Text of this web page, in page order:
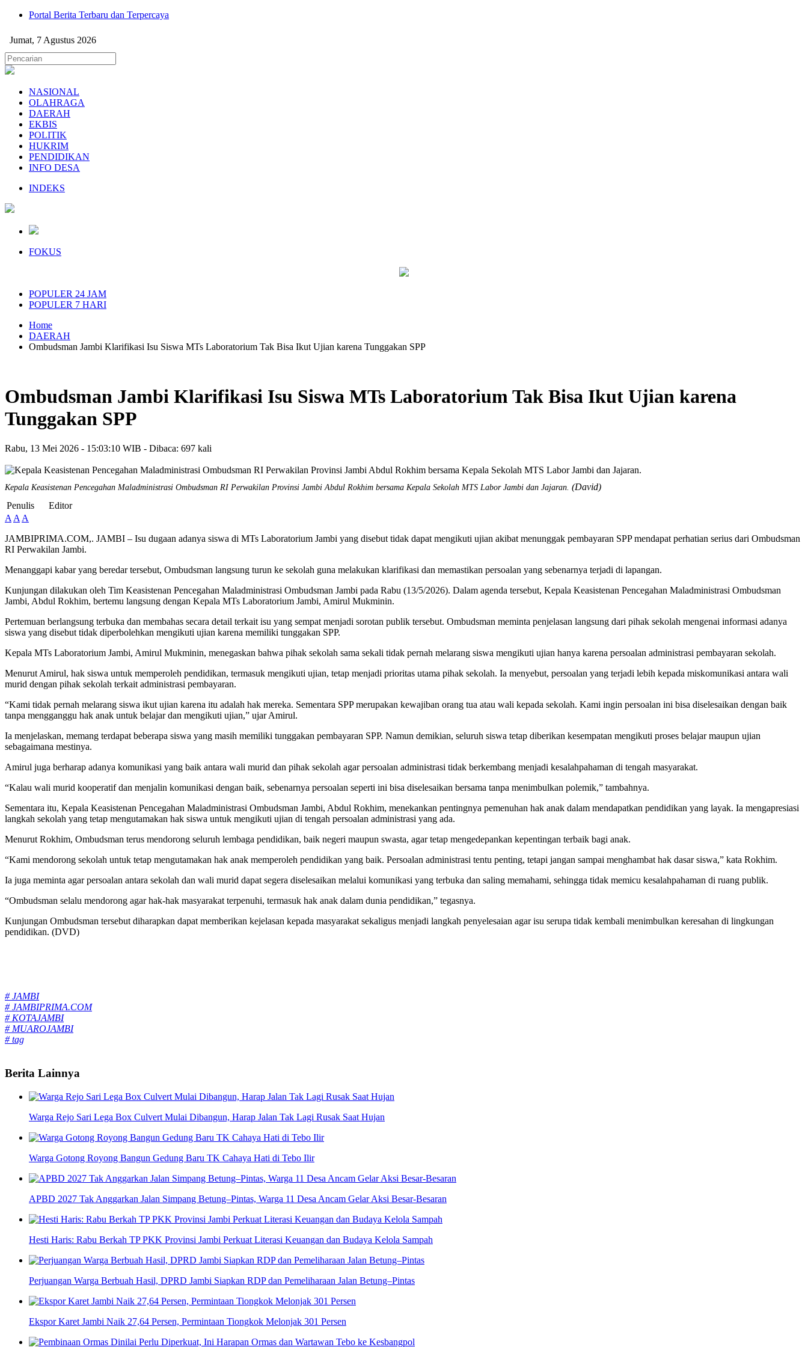
Portal Berita Terbaru dan Terpercaya
Jumat, 7 Agustus 2026
NASIONAL
OLAHRAGA
DAERAH
EKBIS
POLITIK
HUKRIM
PENDIDIKAN
INFO DESA
INDEKS
FOKUS
POPULER 24 JAM
POPULER 7 HARI
Home
DAERAH
Ombudsman Jambi Klarifikasi Isu Siswa MTs Laboratorium Tak Bisa Ikut Ujian karena Tunggakan SPP
Ombudsman Jambi Klarifikasi Isu Siswa MTs Laboratorium Tak Bisa Ikut Ujian karena
Tunggakan SPP
Rabu, 13 Mei 2026 - 15:03:10 WIB - Dibaca: 697 kali
Kepala Keasistenan Pencegahan Maladministrasi Ombudsman RI Perwakilan Provinsi Jambi Abdul Rokhim bersama Kepala Sekolah MTS Labor Jambi dan Jajaran. (David)
Penulis
Editor
A A A
JAMBIPRIMA.COM,. JAMBI – Isu dugaan adanya siswa di MTs Laboratorium Jambi yang disebut tidak dapat mengikuti ujian akibat menunggak pembayaran SPP mendapat perhatian serius dari Ombudsman
RI Perwakilan Jambi.
Menanggapi kabar yang beredar tersebut, Ombudsman langsung turun ke sekolah guna melakukan klarifikasi dan memastikan persoalan yang sebenarnya terjadi di lapangan.
Kunjungan dilakukan oleh Tim Keasistenan Pencegahan Maladministrasi Ombudsman Jambi pada Rabu (13/5/2026). Dalam agenda tersebut, Kepala Keasistenan Pencegahan Maladministrasi Ombudsman
Jambi, Abdul Rokhim, bertemu langsung dengan Kepala MTs Laboratorium Jambi, Amirul Mukminin.
Pertemuan berlangsung terbuka dan membahas secara detail terkait isu yang sempat menjadi sorotan publik tersebut. Ombudsman meminta penjelasan langsung dari pihak sekolah mengenai informasi adanya
siswa yang disebut tidak diperbolehkan mengikuti ujian karena memiliki tunggakan SPP.
Kepala MTs Laboratorium Jambi, Amirul Mukminin, menegaskan bahwa pihak sekolah sama sekali tidak pernah melarang siswa mengikuti ujian hanya karena persoalan administrasi pembayaran sekolah.
Menurut Amirul, hak siswa untuk memperoleh pendidikan, termasuk mengikuti ujian, tetap menjadi prioritas utama pihak sekolah. Ia menyebut, persoalan yang terjadi lebih kepada miskomunikasi antara wali
murid dengan pihak sekolah terkait administrasi pembayaran.
“Kami tidak pernah melarang siswa ikut ujian karena itu adalah hak mereka. Sementara SPP merupakan kewajiban orang tua atau wali kepada sekolah. Kami ingin persoalan ini bisa diselesaikan dengan baik
tanpa mengganggu hak anak untuk belajar dan mengikuti ujian,” ujar Amirul.
Ia menjelaskan, memang terdapat beberapa siswa yang masih memiliki tunggakan pembayaran SPP. Namun demikian, seluruh siswa tetap diberikan kesempatan mengikuti proses belajar maupun ujian
sebagaimana mestinya.
Amirul juga berharap adanya komunikasi yang baik antara wali murid dan pihak sekolah agar persoalan administrasi tidak berkembang menjadi kesalahpahaman di tengah masyarakat.
“Kalau wali murid kooperatif dan menjalin komunikasi dengan baik, sebenarnya persoalan seperti ini bisa diselesaikan bersama tanpa menimbulkan polemik,” tambahnya.
Sementara itu, Kepala Keasistenan Pencegahan Maladministrasi Ombudsman Jambi, Abdul Rokhim, menekankan pentingnya pemenuhan hak anak dalam mendapatkan pendidikan yang layak. Ia mengapresiasi
langkah sekolah yang tetap mengutamakan hak siswa untuk mengikuti ujian di tengah persoalan administrasi yang ada.
Menurut Rokhim, Ombudsman terus mendorong seluruh lembaga pendidikan, baik negeri maupun swasta, agar tetap mengedepankan kepentingan terbaik bagi anak.
“Kami mendorong sekolah untuk tetap mengutamakan hak anak memperoleh pendidikan yang baik. Persoalan administrasi tentu penting, tetapi jangan sampai menghambat hak dasar siswa,” kata Rokhim.
Ia juga meminta agar persoalan antara sekolah dan wali murid dapat segera diselesaikan melalui komunikasi yang terbuka dan saling memahami, sehingga tidak memicu kesalahpahaman di ruang publik.
“Ombudsman selalu mendorong agar hak-hak masyarakat terpenuhi, termasuk hak anak dalam dunia pendidikan,” tegasnya.
Kunjungan Ombudsman tersebut diharapkan dapat memberikan kejelasan kepada masyarakat sekaligus menjadi langkah penyelesaian agar isu serupa tidak kembali menimbulkan keresahan di lingkungan
pendidikan. (DVD)
# JAMBI
# JAMBIPRIMA.COM
# KOTAJAMBI
# MUAROJAMBI
# tag
Berita Lainnya
Warga Rejo Sari Lega Box Culvert Mulai Dibangun, Harap Jalan Tak Lagi Rusak Saat Hujan
Warga Gotong Royong Bangun Gedung Baru TK Cahaya Hati di Tebo Ilir
APBD 2027 Tak Anggarkan Jalan Simpang Betung–Pintas, Warga 11 Desa Ancam Gelar Aksi Besar-Besaran
Hesti Haris: Rabu Berkah TP PKK Provinsi Jambi Perkuat Literasi Keuangan dan Budaya Kelola Sampah
Perjuangan Warga Berbuah Hasil, DPRD Jambi Siapkan RDP dan Pemeliharaan Jalan Betung–Pintas
Ekspor Karet Jambi Naik 27,64 Persen, Permintaan Tiongkok Melonjak 301 Persen